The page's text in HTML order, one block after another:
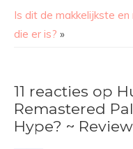
Is dit de makkelijkste
die er is? »
11 reacties op
Remastered
Hype? ~